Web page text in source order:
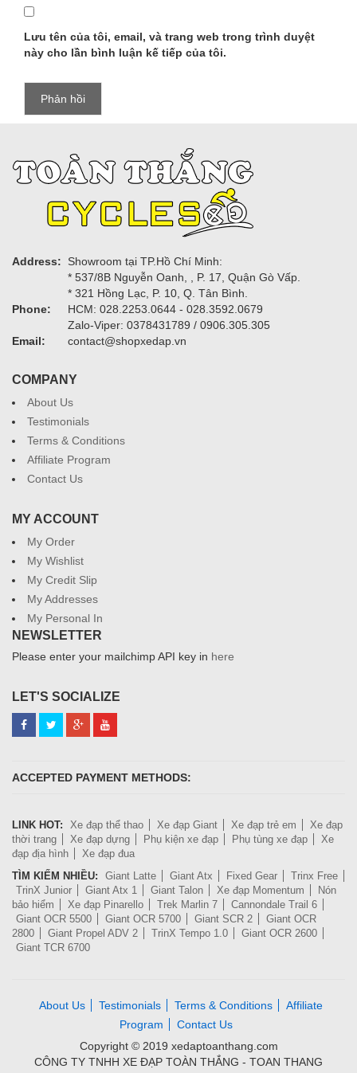
Lưu tên của tôi, email, và trang web trong trình duyệt
này cho lần bình luận kế tiếp của tôi.
Address:
Showroom tại TP.Hồ Chí Minh:
* 537/8B Nguyễn Oanh, , P. 17, Quận Gò Vấp.
* 321 Hồng Lạc, P. 10, Q. Tân Bình.
Phone:
HCM: 028.2253.0644 - 028.3592.0679
Zalo-Viper: 0378431789 / 0906.305.305
Email:
contact@shopxedap.vn
COMPANY
About Us
Testimonials
Terms & Conditions
Affiliate Program
Contact Us
MY ACCOUNT
My Order
My Wishlist
My Credit Slip
My Addresses
My Personal In
NEWSLETTER
Please enter your mailchimp API key in here
LET'S SOCIALIZE
ACCEPTED PAYMENT METHODS:
LINK HOT: Xe đạp thể thao Xe đạp Giant Xe đạp trẻ em
Xe đạp
thời trang
Xe đạp dựng Phụ kiện xe đạp Phụ tùng xe đạp
Xe
đạp địa hình
Xe đạp đua
TÌM KIẾM NHIỀU:
Giant Latte Giant Atx Fixed Gear
Trinx Free
TrinX Junior
Giant Atx 1 Giant Talon Xe đạp Momentum
Nón
bảo hiểm
Xe đạp Pinarello Trek Marlin 7
Cannondale Trail 6
Giant OCR 5500
Giant OCR 5700 Giant SCR 2
Giant OCR
2800
Giant Propel ADV 2 TrinX Tempo 1.0
Giant OCR 2600
Giant TCR 6700
About Us Testimonials Terms & Conditions
Affiliate
Program
Contact Us
Copyright © 2019 xedaptoanthang.com
CÔNG TY TNHH XE ĐẠP TOÀN THẮNG - TOAN THANG